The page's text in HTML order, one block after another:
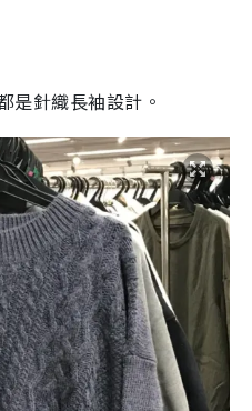
是針織長袖設計。